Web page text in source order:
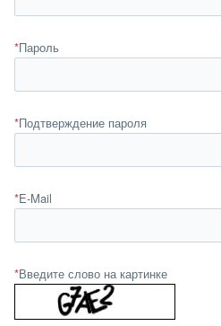
*Пароль
*Подтверждение пароля
*E-Mail
*Введите слово на картинке